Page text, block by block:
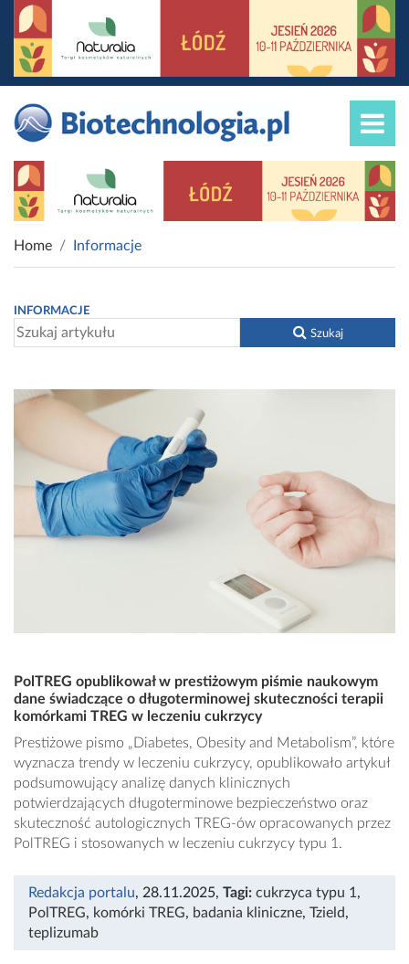
Home Informacje
INFORMACJE
Szukaj
PolTREG opublikował w prestiżowym piśmie naukowym
dane świadczące o długoterminowej skuteczności terapii
komórkami TREG w leczeniu cukrzycy
Prestiżowe pismo „Diabetes, Obesity and Metabolism”, które
wyznacza trendy w leczeniu cukrzycy, opublikowało artykuł
podsumowujący analizę danych klinicznych
potwierdzających długoterminowe bezpieczeństwo oraz
skuteczność autologicznych TREG-ów opracowanych przez
PolTREG i stosowanych w leczeniu cukrzycy typu 1.
Redakcja portalu, 28.11.2025, Tagi: cukrzyca typu 1 ,
PolTREG, komórki TREG, badania kliniczne, Tzield,
teplizumab